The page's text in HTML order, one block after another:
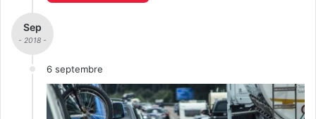
Sep
- 2018 -
6 septembre